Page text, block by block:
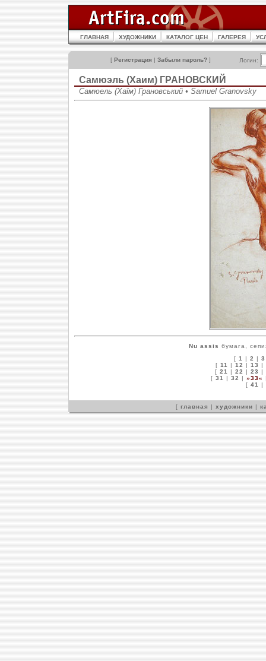
ГЛАВНАЯ ХУДОЖНИКИ КАТАЛОГ ЦЕН ГАЛЕРЕЯ
[ Регистрация | Забыли пароль? ] Логин:
Самюэль (Хаим) ГРАНОВСКИЙ
Самюель (Хаїм) Грановський • Samuel Granovsky
Nu assis бумага,
[ 1 | 2 | 3
[ 11 | 12 | 13 |
[ 21 | 22 | 23
|
[ 31 | 32 | »33«
[ 41 |
[ главная | художники |